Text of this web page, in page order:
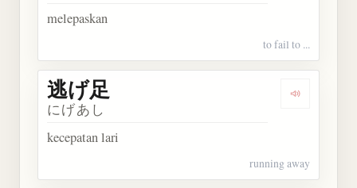
melepaskan
to fail to ...
Dengarkan
逃げ足
にげあし
kecepatan lari
running away